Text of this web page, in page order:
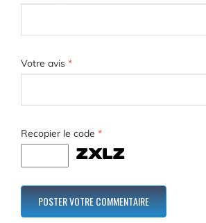
Votre avis *
Recopier le code *